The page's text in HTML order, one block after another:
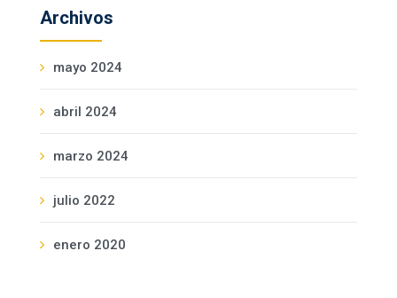
Archivos
mayo 2024
abril 2024
marzo 2024
julio 2022
enero 2020